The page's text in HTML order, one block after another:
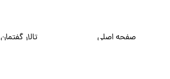
صفحه اصلی تالار گفتمان